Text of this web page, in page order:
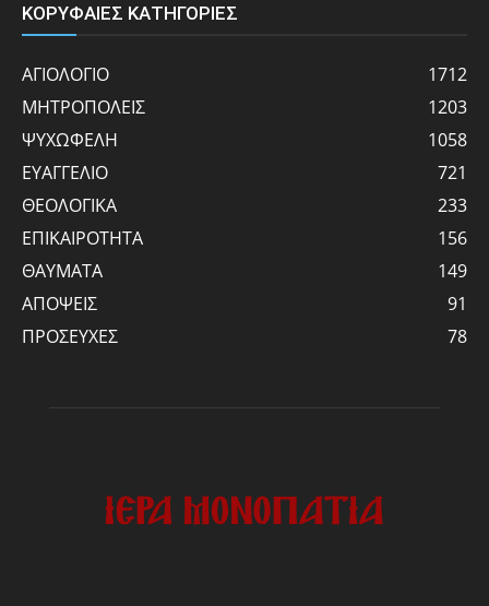
ΚΟΡΥΦΑΙΕΣ ΚΑΤΗΓΟΡΙΕΣ
ΑΓΙΟΛΟΓΙΟ
1712
ΜΗΤΡΟΠΟΛΕΙΣ
1203
ΨΥΧΩΦΕΛΗ
1058
ΕΥΑΓΓΕΛΙΟ
721
ΘΕΟΛΟΓΙΚΑ
233
ΕΠΙΚΑΙΡΟΤΗΤΑ
156
ΘΑΥΜΑΤΑ
149
ΑΠΟΨΕΙΣ
91
ΠΡΟΣΕΥΧΕΣ
78